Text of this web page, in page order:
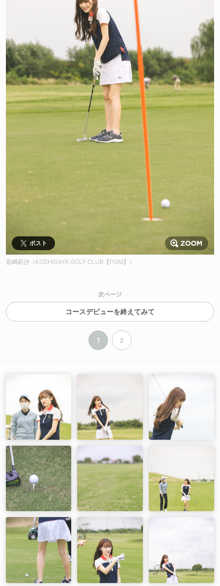
ポスト
音嶋莉沙（KOSHIGAYA GOLF CLUB【PGM】）
次ページ
コースデビューを終えてみて
1 2